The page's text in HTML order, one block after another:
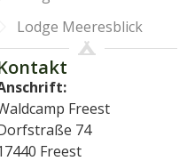
Lodge Meeresblick
Freest
74
Freest